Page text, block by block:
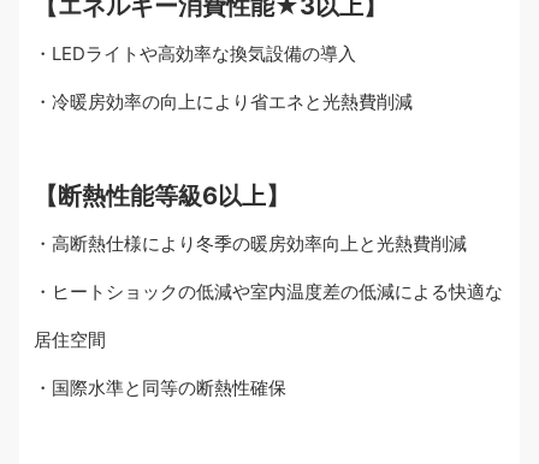
【エネルギー消費性能★3以上】
・LEDライトや高効率な換気設備の導入
・冷暖房効率の向上により省エネと光熱費削減
【断熱性能等級6以上】
・ 高断熱仕様により冬季の暖房効率向上と光熱費削減
・ヒートショックの低減や室内温度差の低減による快適な
居住空間
・国際水準と同等の断熱性確保